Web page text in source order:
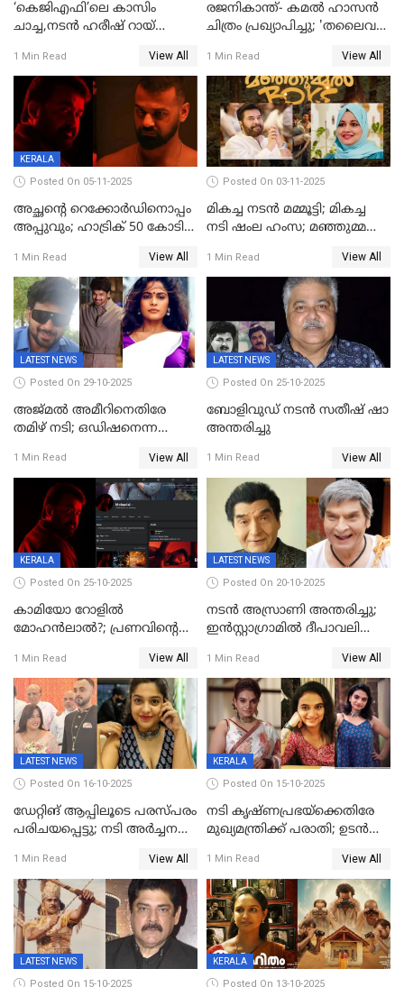
‘കെജിഎഫി’ലെ കാസിം
ചാച്ച,നടൻ ഹരീഷ് റായ്
1 Min Read View All
രജനികാന്ത്- കമൽ ഹാസൻ
ചിത്രം പ്രഖ്യാപിച്ചു; 'തലൈവർ
1 Min Read View All
KERALA
Posted On 05-11-2025
അച്ഛന്റെ റെക്കോർഡിനൊപ്പം
അപ്പുവും; ഹാട്രിക് 50 കോടി
മോഹൻലാൽ, 'ഡീയസ്
ഈറേ' കുതിപ്പ്
1 Min Read View All
Posted On 03-11-2025
മികച്ച നടൻ മമ്മൂട്ടി; മികച്ച
നടി ഷംല ഹംസ; മഞ്ഞുമ്മൽ
1 Min Read View All
LATEST NEWS
Posted On 29-10-2025
അജ്മല്‍ അമീറിനെതിരേ
തമിഴ് നടി; ഒഡിഷനെന്ന
വിളിച്ചു, മോശം പെരുമാറ്റം
1 Min Read View All
LATEST NEWS
Posted On 25-10-2025
ബോളിവുഡ് നടൻ സതീഷ് ഷാ
അന്തരിച്ചു
1 Min Read View All
KERALA
Posted On 25-10-2025
കാമിയോ റോളിൽ
മോഹൻലാൽ?; പ്രണവിന്റെ
പിന്നാലെ ഡിപി; ചർച്ചയായി
സോഷ്യൽ മീഡിയ ചിത്രങ്ങൾ
1 Min Read View All
LATEST NEWS
Posted On 20-10-2025
നടന്‍ അസ്രാണി അന്തരിച്ചു;
ഇന്‍‌സ്റ്റാഗ്രാമില്‍ ദീപാവലി
മണിക്കൂറുകള്‍ക്കകം
വിയോഗം
1 Min Read View All
LATEST NEWS
Posted On 16-10-2025
ഡേറ്റിങ് ആപ്പിലൂടെ പരസ്പരം
പരിചയപ്പെട്ടു; നടി അർച്ചന
1 Min Read View All
KERALA
Posted On 15-10-2025
നടി കൃഷ്ണപ്രഭയ്‌ക്കെതിരേ
മുഖ്യമന്ത്രിക്ക് പരാതി; ഉടൻ
പരാതിയിൽ
1 Min Read View All
LATEST NEWS
Posted On 15-10-2025
KERALA
Posted On 13-10-2025